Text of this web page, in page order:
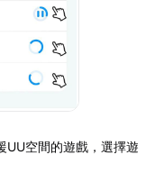
UU空間的遊戲，選擇遊